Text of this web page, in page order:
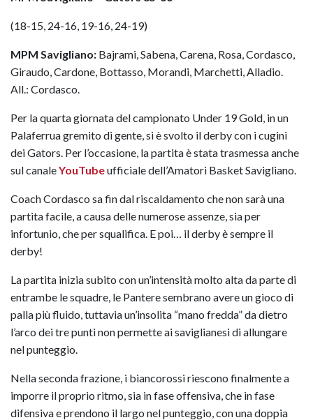
(18-15, 24-16, 19-16, 24-19)
MPM Savigliano: Bajrami, Sabena, Carena, Rosa, Cordasco,
Giraudo, Cardone, Bottasso, Morandi, Marchetti, Alladio.
All.: Cordasco.
Per la quarta giornata del campionato Under 19 Gold, in un
Palaferrua gremito di gente, si è svolto il derby con i cugini
dei Gators. Per l’occasione, la partita è stata trasmessa anche
sul canaleYouTubeufficiale dell’Amatori Basket Savigliano.
Coach Cordasco sa fin dal riscaldamento che non sarà una
partita facile, a causa delle numerose assenze, sia per
infortunio, che per squalifica. E poi… il derby è sempre il
derby!
La partita inizia subito con un’intensità molto alta da parte di
entrambe le squadre, le Pantere sembrano avere un gioco di
palla più fluido, tuttavia un’insolita “mano fredda” da dietro
l’arco dei tre punti non permette ai saviglianesi di allungare
nel punteggio.
Nella seconda frazione, i biancorossi riescono finalmente a
imporre il proprio ritmo, sia in fase offensiva, che in fase
difensiva e prendono il largo nel punteggio, con una doppia